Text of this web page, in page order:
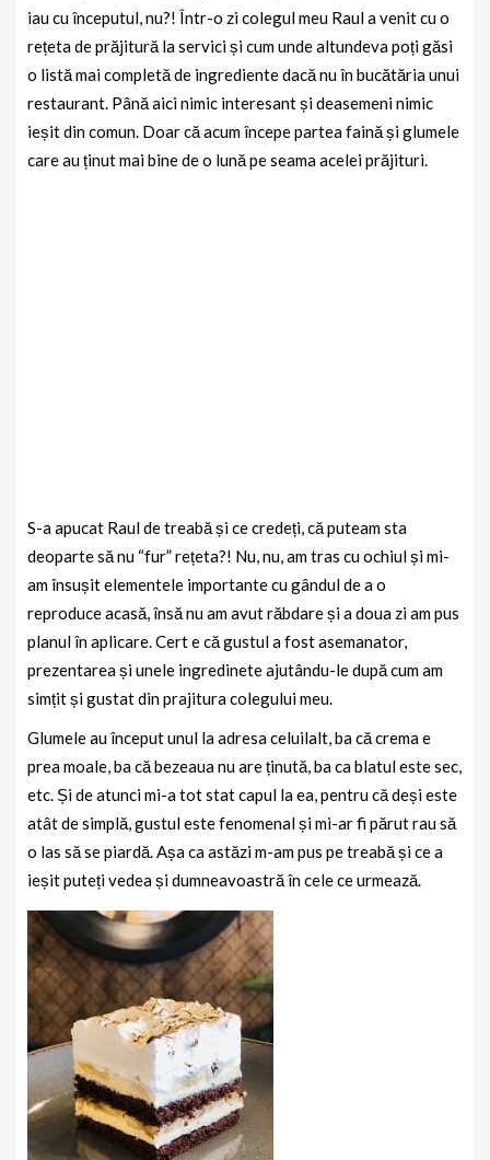
iau cu începutul, nu?! Într-o zi colegul meu Raul a venit cu o
rețeta de prăjitură la servici și cum unde altundeva poți găsi
o listă mai completă de ingrediente dacă nu în bucătăria unui
restaurant. Până aici nimic interesant și deasemeni nimic
ieșit din comun. Doar că acum începe partea faină și glumele
care au ținut mai bine de o lună pe seama acelei prăjituri.
S-a apucat Raul de treabă și ce credeți, că puteam sta
deoparte să nu “fur” rețeta?! Nu, nu, am tras cu ochiul și mi-
am însușit elementele importante cu gândul de a o
reproduce acasă, însă nu am avut răbdare și a doua zi am pus
planul în aplicare. Cert e că gustul a fost asemanator,
prezentarea și unele ingredinete ajutându-le după cum am
simțit și gustat din prajitura colegului meu.
Glumele au început unul la adresa celuilalt, ba că crema e
prea moale, ba că bezeaua nu are ținută, ba ca blatul este sec,
etc. Și de atunci mi-a tot stat capul la ea, pentru că deși este
atât de simplă, gustul este fenomenal și mi-ar fi părut rau să
o las să se piardă. Așa ca astăzi m-am pus pe treabă și ce a
ieșit puteți vedea și dumneavoastră în cele ce urmează.